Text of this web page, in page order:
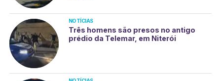
NOTÍCIAS
Três homens são presos no antigo
prédio da Telemar, em Niterói